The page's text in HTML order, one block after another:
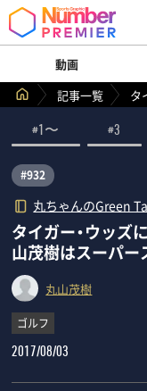
動画
記事一覧
タ
#1〜 #3
#932
丸ちゃんのGreen
タイガー・ウッ
山茂樹はスーパ
丸山茂樹
ゴルフ
2017/08/03